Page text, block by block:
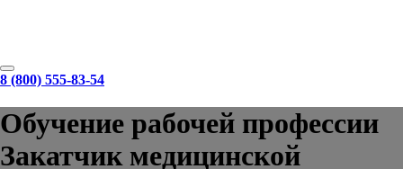
8 (800) 555-83-54
Обучение рабочей профессии
Закатчик медицинской